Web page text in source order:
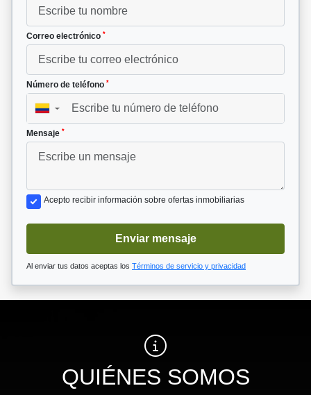
Correo electrónico *
Número de teléfono *
▼
Mensaje *
Acepto recibir información sobre ofertas inmobiliarias
Enviar mensaje
Al enviar tus datos aceptas los Términos de servicio y privacidad
QUIÉNES SOMOS